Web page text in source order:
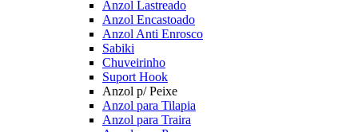
Anzol Lastreado
Anzol Encastoado
Anzol Anti Enrosco
Sabiki
Chuveirinho
Suport Hook
Anzol p/ Peixe
Anzol para Tilapia
Anzol para Traira